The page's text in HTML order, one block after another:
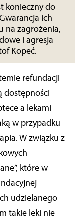
konieczny do
ich
na zagrożenia,
i agresja
Kopeć.
refundacji
dostępności
a lekami
w przypadku
W związku z
które w
udzielanego
takie leki nie